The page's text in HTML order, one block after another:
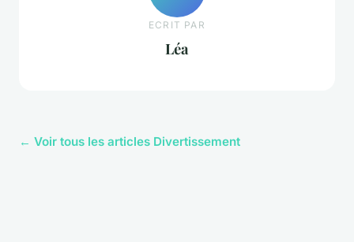
ECRIT PAR
Léa
← Voir tous les articles Divertissement